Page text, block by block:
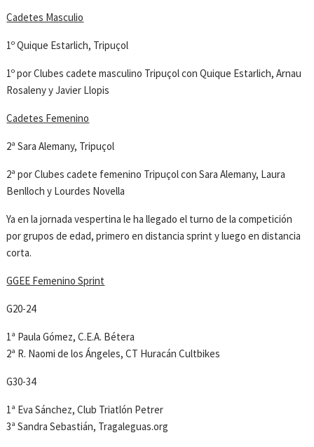
Cadetes Masculio
1º Quique Estarlich, Tripuçol
1º por Clubes cadete masculino Tripuçol con Quique Estarlich, Arnau
Rosaleny y Javier Llopis
Cadetes Femenino
2ª Sara Alemany, Tripuçol
2ª por Clubes cadete femenino Tripuçol con Sara Alemany, Laura
Benlloch y Lourdes Novella
Ya en la jornada vespertina le ha llegado el turno de la competición
por grupos de edad, primero en distancia sprint y luego en distancia
corta.
GGEE Femenino Sprint
G20-24
1ª Paula Gómez, C.E.A. Bétera
2ª R. Naomi de los Ángeles, CT Huracán Cultbikes
G30-34
1ª Eva Sánchez, Club Triatlón Petrer
3ª Sandra Sebastián, Tragaleguas.org